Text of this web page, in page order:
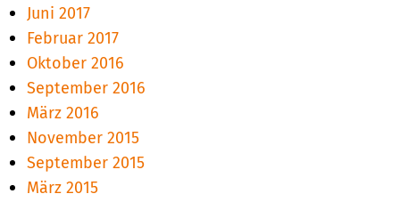
Juni 2017
Februar 2017
Oktober 2016
September 2016
März 2016
November 2015
September 2015
März 2015